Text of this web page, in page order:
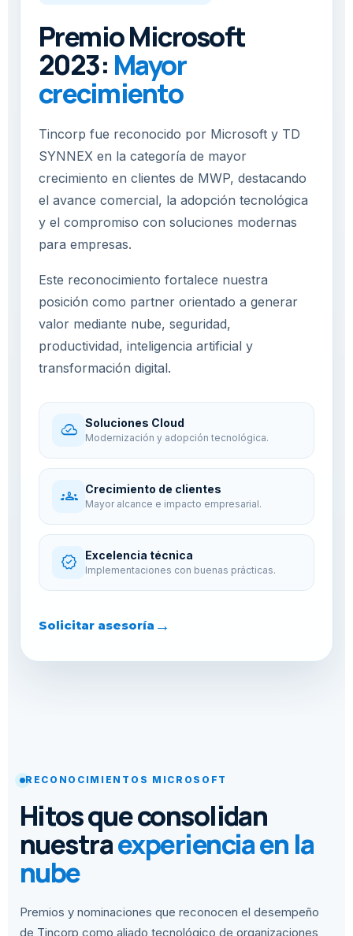
Premio Microsoft
2023: Mayor
crecimiento
Tincorp fue reconocido por Microsoft y TD
SYNNEX en la categoría de mayor
crecimiento en clientes de MWP, destacando
el avance comercial, la adopción tecnológica
y el compromiso con soluciones modernas
para empresas.
Este reconocimiento fortalece nuestra
posición como partner orientado a generar
valor mediante nube, seguridad,
productividad, inteligencia artificial y
transformación digital.
cloud_done Soluciones Cloud
Modernización y adopción tecnológica.
groups Crecimiento de clientes
Mayor alcance e impacto empresarial.
verified Excelencia técnica
Implementaciones con buenas prácticas.
Solicitar asesoría →
RECONOCIMIENTOS MICROSOFT
Hitos que consolidan
nuestraexperiencia en la
nube
Premios y nominaciones que reconocen el desempeño
de Tincorp como aliado tecnológico de organizaciones